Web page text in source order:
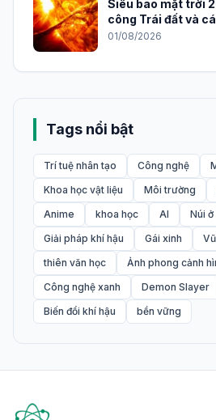
Siêu bão mặt trời
công Trái đất và
01/08/2026
Tags nổi bật
Trí tuệ nhân tạo Công nghệ
Khoa học vật liệu
Môi trường
Anime
khoa học AI
Núi ở
Giải pháp khí hậu
Gái xinh
thiên văn học
Ảnh phong cảnh
Công nghệ xanh
Demon Slayer
Biến đổi khí hậu
bền vững